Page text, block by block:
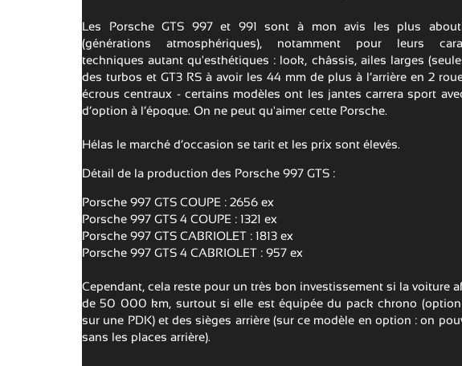
Les Porsche GTS 997 et 991 sont à mon avis les plus
(générations atmosphériques), notamment pour leurs
techniques autant qu'esthétiques : look, châssis, ailes larges
des turbos et GT3 RS à avoir les 44 mm de plus à l’arrière en 2
écrous centraux - certains modèles ont les jantes carrera sport
d’option à l’époque. On ne peut qu'aimer cette Porsche.
Hélas le marché d’occasion se tarit et les prix sont élevés.
Détail de la production des Porsche 997 GTS :
Porsche 997 GTS COUPE : 2656 ex
Porsche 997 GTS 4 COUPE : 1321 ex
Porsche 997 GTS CABRIOLET : 1813 ex
Porsche 997 GTS 4 CABRIOLET : 957 ex
Cependant, cela reste pour un très bon investissement si la voiture
de 50 000 km, surtout si elle est équipée du pack chrono
sur une PDK) et des sièges arrière (sur ce modèle en option : on
sans les places arrière).